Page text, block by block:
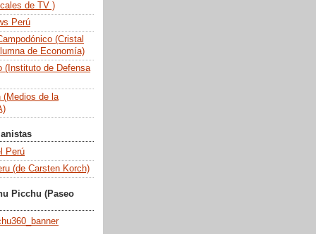
de TV )
Perú
(Cristal
de Economía)
(Instituto de Defensa
(Medios de la
Perú
(de Carsten Korch)
Picchu (Paseo